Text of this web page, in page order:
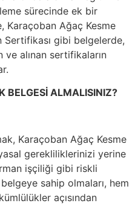
sürecinde ek bir
Karaçoban Ağaç Kesme
Sertifikası gibi belgelerde,
ve alınan sertifikaların
BELGESİ ALMALISINIZ?
Karaçoban Ağaç Kesme
gerekliliklerinizi yerine
işçiliği gibi riskli
sahip olmaları, hem
açısından